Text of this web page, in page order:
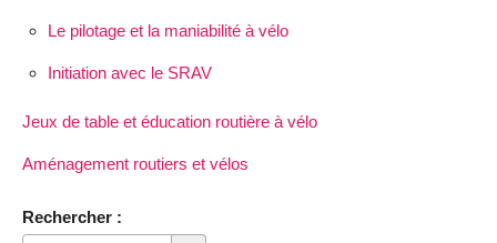
Le pilotage et la maniabilité à vélo
Initiation avec le SRAV
Jeux de table et éducation routière à vélo
Aménagement routiers et vélos
Rechercher :